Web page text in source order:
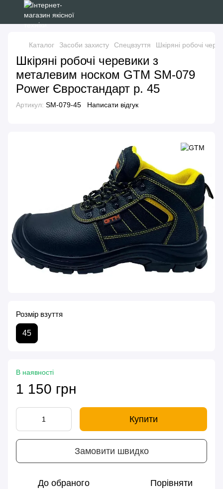
Каталог Засоби захисту Спецвзуття Шкіряні робочі
Шкіряні робочі черевики з
металевим носком GTM SM-079
Power Євростандарт р. 45
Артикул: SM-079-45 Написати відгук
Розмір взуття
45
В наявності
1 150 грн
Купити
Замовити швидко
До обраного Порівняти